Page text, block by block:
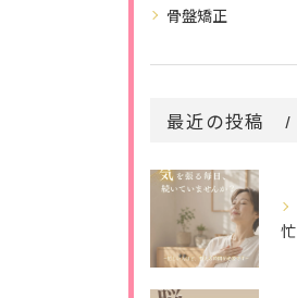
骨盤矯正
最近の投稿